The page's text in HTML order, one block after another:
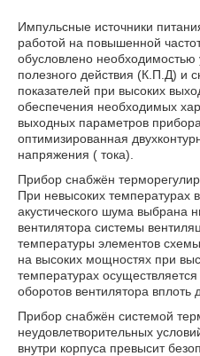
Импульсные источники
работой на повышенной
обусловлено
полезного действия (К.П.Д) и
показателей при высоких
обеспечения необходимых
выходных параметров
оптимизированная
напряжения ( тока).
Прибор снабжён
При невысоких температурах
акустического шума выбрана
вентилятора системы
температуры элементов
на высоких мощностях при
температурах
оборотов вентилятора вплоть
Прибор снабжён системой
неудовлетворительных
внутри корпуса превысит